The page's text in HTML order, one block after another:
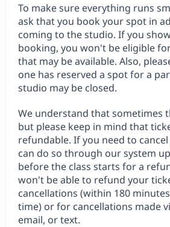
To make sure everything runs
ask that you book your spot in
coming to the studio. If you
booking, you won't be eligible
that may be available. Also,
one has reserved a spot for a
studio may be closed.
We understand that sometimes
but please keep in mind that
refundable. If you need to
can do so through our system
before the class starts for a
won't be able to refund your
cancellations (within 180
time) or for cancellations made
email, or text.